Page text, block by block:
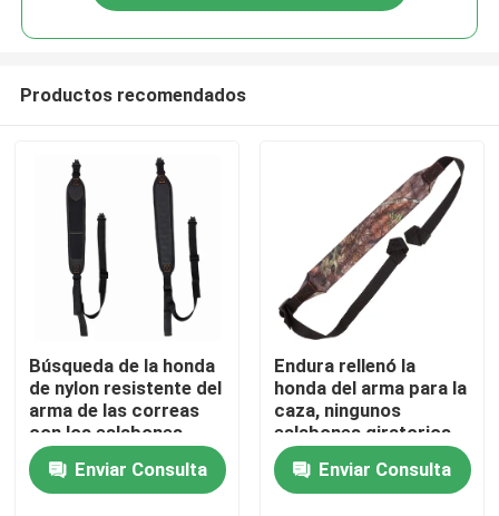
Productos recomendados
Búsqueda de la honda
de nylon resistente del
arma de las correas
con los eslabones
giratorios
Enviar Consulta
Endura rellenó la
honda del arma para la
caza, ningunos
eslabones giratorios
requirió, longitud
ajustableEnviar Consulta